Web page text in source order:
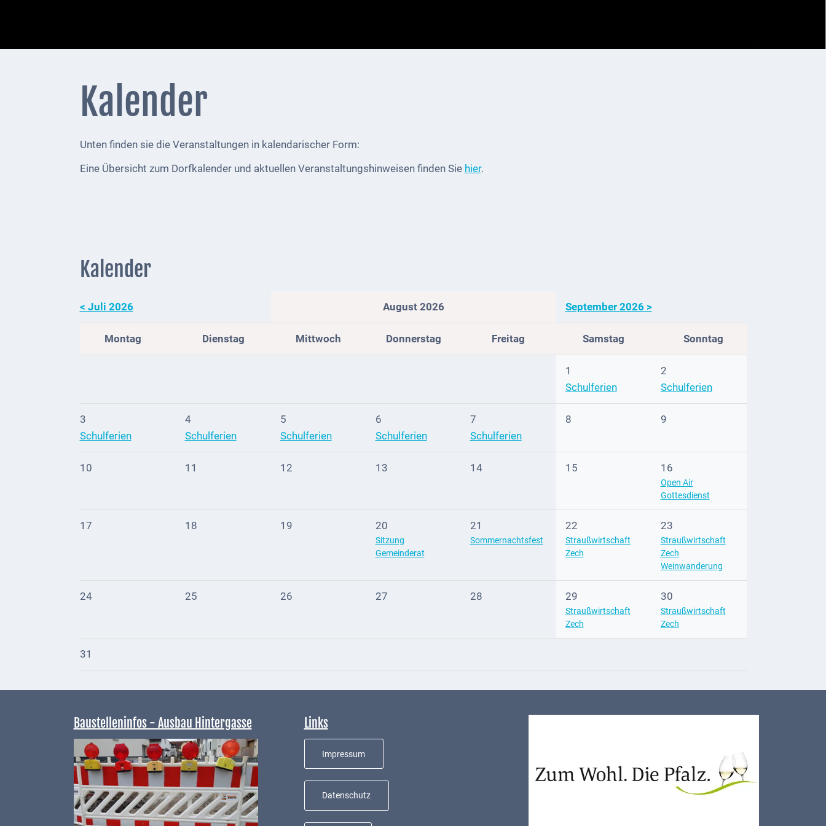
Gottesdienste
Versorgung
Breitbandausbau/
Bau
Bürgerhospital
Deidesheim
Akten
Kalender
Unten finden sie die Veranstaltungen in kalendarischer Form:
Eine Übersicht zum Dorfkalender und aktuellen Veranstaltungshinweisen finden Sie hier.
Kalender
< Juli 2026 August 2026 September 2026 >
Montag Dienstag Mittwoch Donnerstag Freitag Samstag Sonntag
1
Schulferien
2
Schulferien
3
Schulferien
4
Schulferien
5
Schulferien
6
Schulferien
7
Schulferien
8 9
10 11 12 13 14 15 16
Open Air
Gottesdienst
17 18 19 20
Sitzung
Gemeinderat
21
Sommernachtsfest
22
Straußwirtschaft
Zech
23
Straußwirtschaft
Zech
Weinwanderung
24 25 26 27 28 29
Straußwirtschaft
Zech
30
Straußwirtschaft
Zech
31
Baustelleninfos - Ausbau Hintergasse Links
Impressum
Datenschutz